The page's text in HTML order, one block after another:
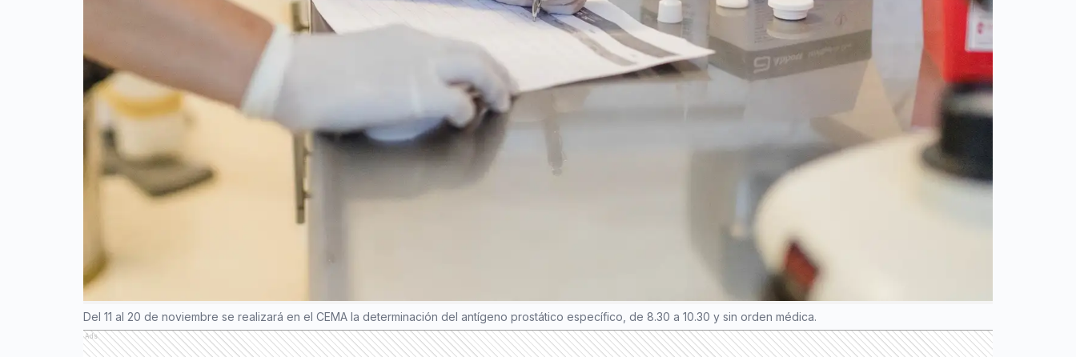
Del 11 al 20 de noviembre se realizará en el CEMA la determinación del antígeno prostático específico, de 8.30 a 10.30 y sin orden médica.
Ads